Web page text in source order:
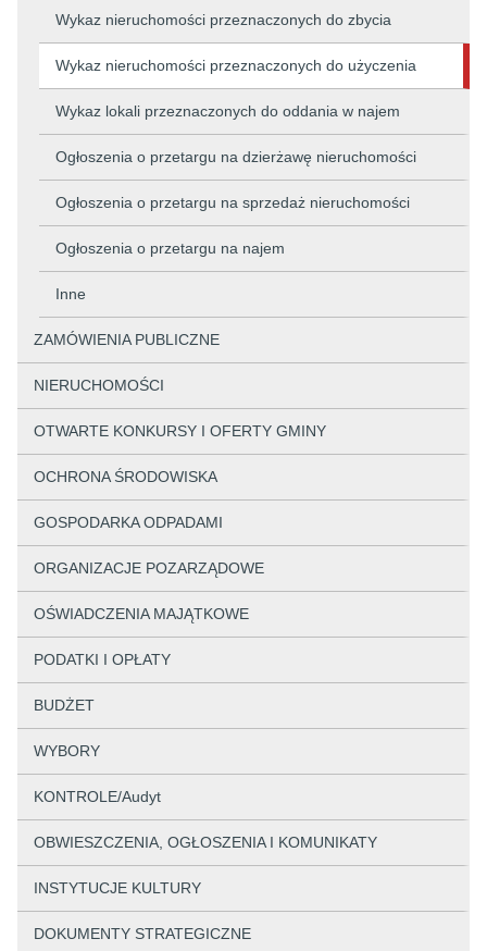
Wykaz nieruchomości przeznaczonych do zbycia
Wykaz nieruchomości przeznaczonych do użyczenia
Wykaz lokali przeznaczonych do oddania w najem
Ogłoszenia o przetargu na dzierżawę nieruchomości
Ogłoszenia o przetargu na sprzedaż nieruchomości
Ogłoszenia o przetargu na najem
Inne
ZAMÓWIENIA PUBLICZNE
NIERUCHOMOŚCI
OTWARTE KONKURSY I OFERTY GMINY
OCHRONA ŚRODOWISKA
GOSPODARKA ODPADAMI
ORGANIZACJE POZARZĄDOWE
OŚWIADCZENIA MAJĄTKOWE
PODATKI I OPŁATY
BUDŻET
WYBORY
KONTROLE/Audyt
OBWIESZCZENIA, OGŁOSZENIA I KOMUNIKATY
INSTYTUCJE KULTURY
DOKUMENTY STRATEGICZNE